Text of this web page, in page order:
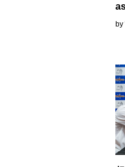
by